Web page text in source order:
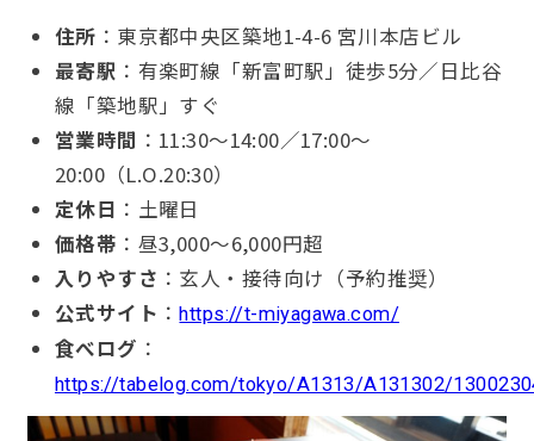
住所 ：東京都中央区築地1-4-6 宮川本店ビル
最寄駅 ：有楽町線「新富町駅」徒歩5分／日比谷
線「築地駅」すぐ
営業時間 ：11:30〜14:00／17:00〜
20:00（L.O.20:30）
定休日 ：土曜日
価格帯 ：昼3,000〜6,000円超
入りやすさ ：玄人・接待向け（予約推奨）
公式サイト ：https://t-miyagawa.com/
食べログ ：
https://tabelog.com/tokyo/A1313/A131302/